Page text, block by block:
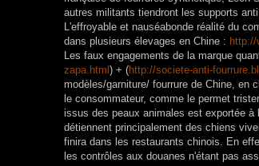
autres militants tiendront les supports
L'effroyable et nauséabonde réalité du
dans plusieurs élevages en Chine : http://
Les faux engagements de la marque
zapa.html ) + (http://societe-anti-
modèles/garniture/ fourrure de Chine, en
le consommateur, comme le permet
issus des peaux animales est exportée à
détiennent principalement des chiens
finira dans les restaurants chinois. En
les contrôles aux douanes n'étant pas